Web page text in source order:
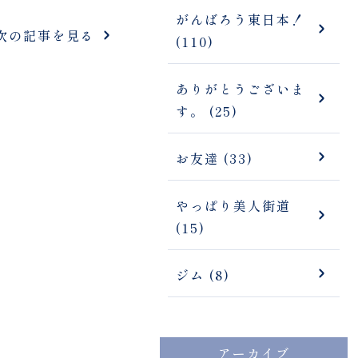
の記事を見る
がんばろう東日本！
(110)
ありがとうございま
す。 (25)
お友達 (33)
やっぱり美人街道
(15)
ジム (8)
アーカイブ